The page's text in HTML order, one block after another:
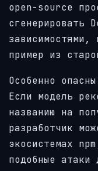
open-source
сгенерировать
зависимостями,
пример из
Особенно
Если модель
названию на
разработчик
экосистемах
подобные атаки